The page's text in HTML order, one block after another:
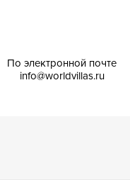
По электронной почте
info@worldvillas.ru